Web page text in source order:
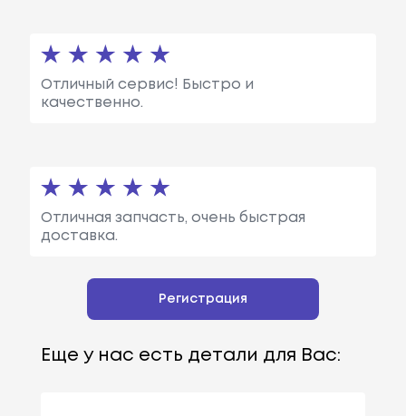
Отличный сервис! Быстро и
качественно.
Отличная запчасть, очень быстрая
доставка.
Регистрация
Еще у нас есть детали для Вас: